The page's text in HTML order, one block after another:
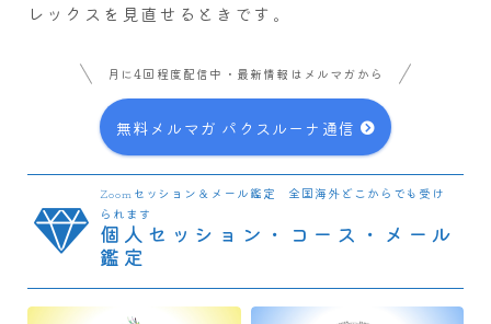
レックスを見直せるときです。
月に4回程度配信中・最新情報はメルマガから
無料メルマガ パクスルーナ通信
Zoomセッション＆メール鑑定 全国海外どこからでも受け
られます
個人セッション・コース・メール
鑑定